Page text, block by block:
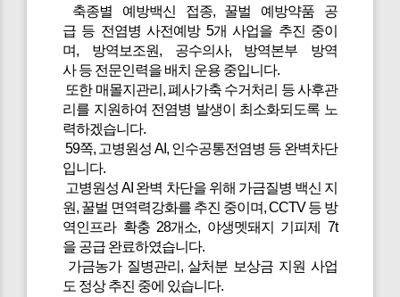
축종별 예방백신 접종, 꿀벌 예방약품 공
급 등 전염병 사전예방 5개 사업을 추진 중이
며, 방역보조원, 공수의사, 방역본부 방역
사 등 전문인력을 배치 운용 중입니다.
또한 매몰지관리, 폐사가축 수거처리 등 사후관
리를 지원하여 전염병 발생이 최소화되도록 노
력하겠습니다.
59쪽, 고병원성 AI, 인수공통전염병 등 완벽차단
입니다.
고병원성 AI 완벽 차단을 위해 가금질병 백신 지
원, 꿀벌 면역력강화를 추진 중이며, CCTV 등 방
역인프라 확충 28개소, 야생멧돼지 기피제 7t
을 공급 완료하였습니다.
가금농가 질병관리, 살처분 보상금 지원 사업
도 정상 추진 중에 있습니다.